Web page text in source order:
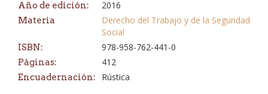
Año de edición: 2016
Materia
Derecho del Trabajo y de la Seguridad
Social
ISBN: 978-958-762-441-0
Páginas: 412
Encuadernación: Rústica